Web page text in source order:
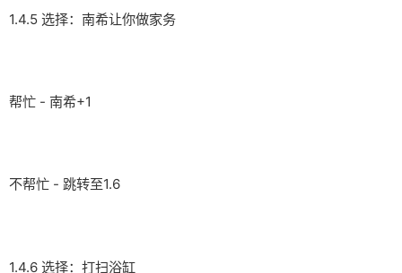
1.4.5 选择：南希让你做家务
帮忙 - 南希+1
不帮忙 - 跳转至1.6
1.4.6 选择：打扫浴缸